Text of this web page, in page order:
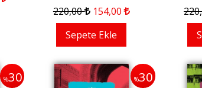
220,00 154,00
Sepete Ekle
220
%30 %30